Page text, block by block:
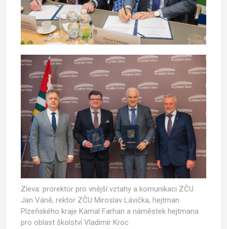
Zleva: prorektor pro vnější vztahy a komunikaci ZČU
Jan Váně, rektor ZČU Miroslav Lávička, hejtman
Plzeňského kraje Kamal Farhan a náměstek hejtmana
pro oblast školství Vladimír Kroc